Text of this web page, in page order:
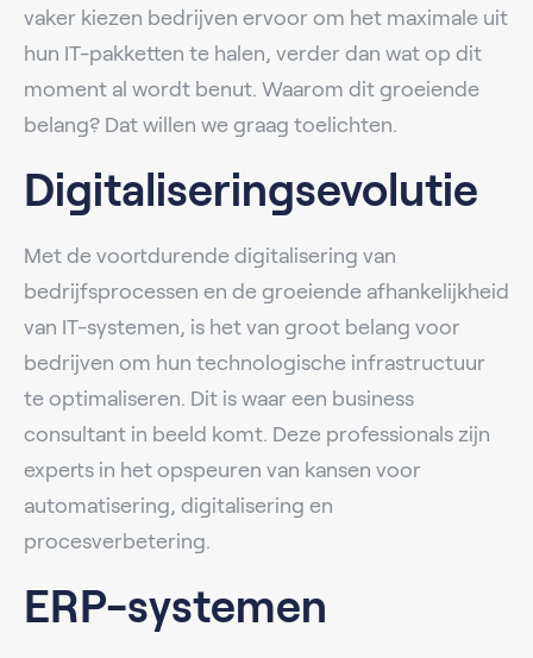
vaker kiezen bedrijven ervoor om het maximale uit
hun IT-pakketten te halen, verder dan wat op dit
moment al wordt benut. Waarom dit groeiende
belang? Dat willen we graag toelichten.
Digitaliseringsevolutie
Met de voortdurende digitalisering van
bedrijfsprocessen en de groeiende afhankelijkheid
van IT-systemen, is het van groot belang voor
bedrijven om hun technologische infrastructuur
te optimaliseren. Dit is waar een business
consultant in beeld komt. Deze professionals zijn
experts in het opspeuren van kansen voor
automatisering, digitalisering en
procesverbetering.
ERP-systemen